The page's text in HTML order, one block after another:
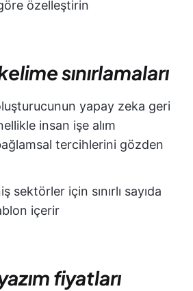
özelleştirin
sınırlamaları
yapay zeka geri
insan işe alım
tercihlerini gözden
sektörler için sınırlı sayıda
içerir
fiyatları